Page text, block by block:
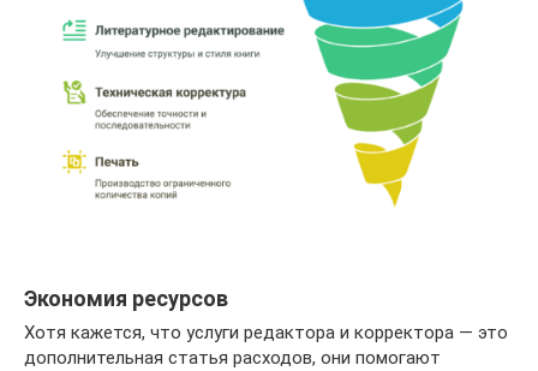
Экономия ресурсов
Хотя кажется, что услуги редактора и корректора — это
дополнительная статья расходов, они помогают